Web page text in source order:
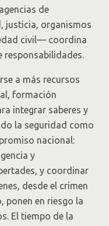
de
justicia, organismos
civil— coordina
responsabilidades.
a más recursos
formación
integrar saberes y
la seguridad como
nacional:
y
y coordinar
desde el crimen
ponen en riesgo la
El tiempo de la